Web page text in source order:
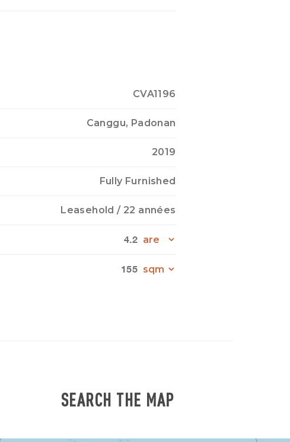
CVA1196
Canggu, Padonan
2019
Fully Furnished
Leasehold/ 22 années
4.2
155
SEARCH THE MAP